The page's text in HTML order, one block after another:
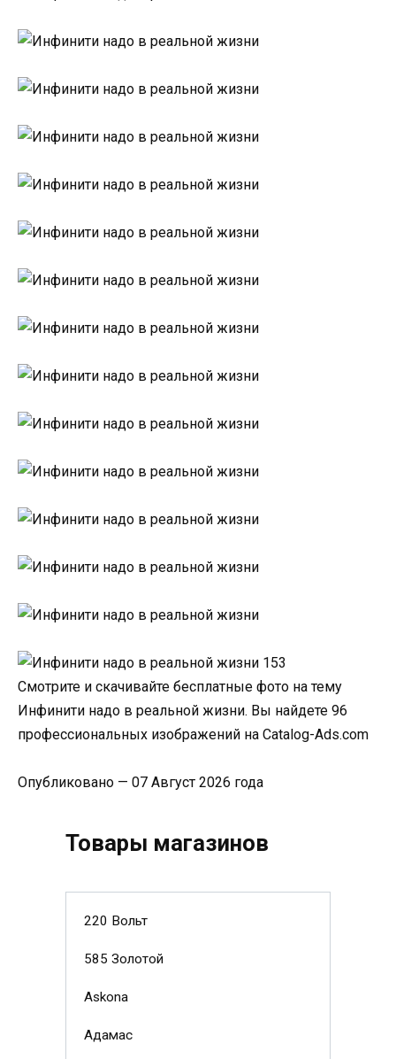
Смотрите и скачивайте бесплатные фото на тему
Инфинити надо в реальной жизни. Вы найдете 96
профессиональных изображений на Catalog-Ads.com
Опубликовано — 07 Август 2026 года
Товары магазинов
220 Вольт
585 Золотой
Askona
Адамас